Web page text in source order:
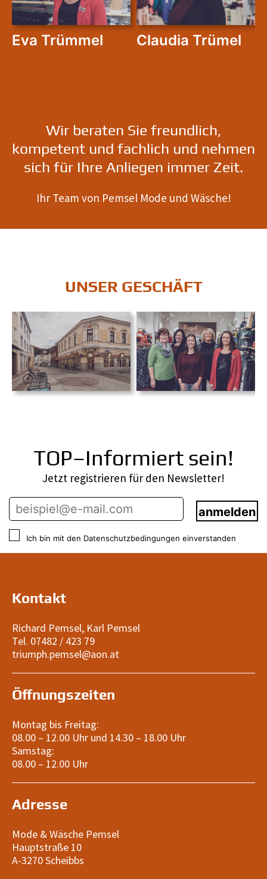
Eva Trümmel Claudia Trümel
Wir beraten Sie freundlich,
kompetent und fachlich und nehmen
sich für Ihre Anliegen immer Zeit.
Ihr Team von Pemsel Mode und Wäsche!
UNSER GESCHÄFT
TOP–Informiert sein!
Jetzt registrieren für den Newsletter!
Ich bin mit den Datenschutzbedingungen einverstanden
Kontakt
Richard Pemsel, Karl Pemsel
Tel. 07482 / 423 79
triumph.pemsel@aon.at
Öffnungszeiten
Montag bis Freitag:
08.00 – 12.00 Uhr und 14.30 – 18.00 Uhr
Samstag:
08.00 – 12.00 Uhr
Adresse
Mode & Wäsche Pemsel
Hauptstraße 10
A-3270 Scheibbs